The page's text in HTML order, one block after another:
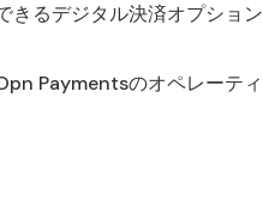
きるデジタル決済オプション
Paymentsのオペレーティ